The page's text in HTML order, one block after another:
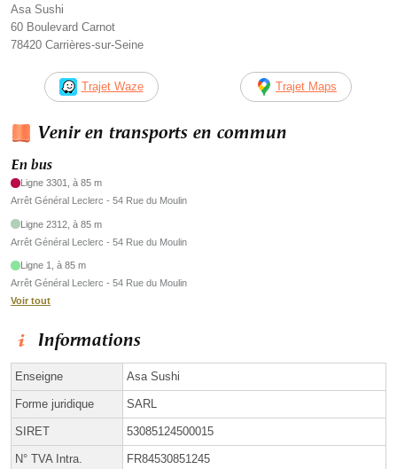
Asa Sushi
60 Boulevard Carnot
78420 Carrières-sur-Seine
Trajet Waze Trajet Maps
Venir en transports en commun
En bus
Ligne 3301, à 85 m
Arrêt Général Leclerc - 54 Rue du Moulin
Ligne 2312, à 85 m
Arrêt Général Leclerc - 54 Rue du Moulin
Ligne 1, à 85 m
Arrêt Général Leclerc - 54 Rue du Moulin
Voir tout
Informations
Enseigne Asa Sushi
Forme juridique SARL
SIRET 53085124500015
N° TVA Intra. FR84530851245